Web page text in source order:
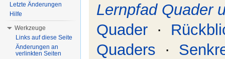
Lernpfad Quader
Quader·
Quaders ·
Letzte Änderungen
Hilfe
Werkzeuge
Links auf diese Seite
Änderungen an
verlinkten Seiten